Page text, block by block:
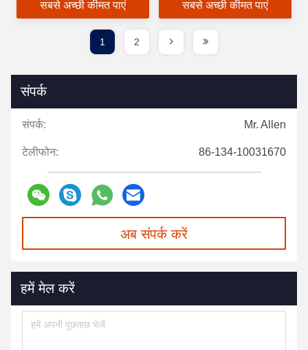
सबसे अच्छी कीमत पाएं सबसे अच्छी कीमत पाएं
1 2
संपर्क
संपर्क: Mr. Allen
टेलीफोन: 86-134-10031670
अब संपर्क करें
हमें मेल करें